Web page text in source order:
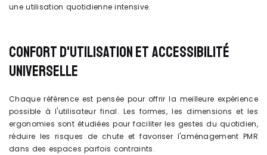
une utilisation quotidienne intensive.
CONFORT D'UTILISATION ET ACCESSIBILITÉ
UNIVERSELLE
Chaque référence est pensée pour offrir la meilleure expérience
possible à l'utilisateur final. Les formes, les dimensions et les
ergonomies sont étudiées pour faciliter les gestes du quotidien,
réduire les risques de chute et favoriser l'aménagement PMR
dans des espaces parfois contraints.